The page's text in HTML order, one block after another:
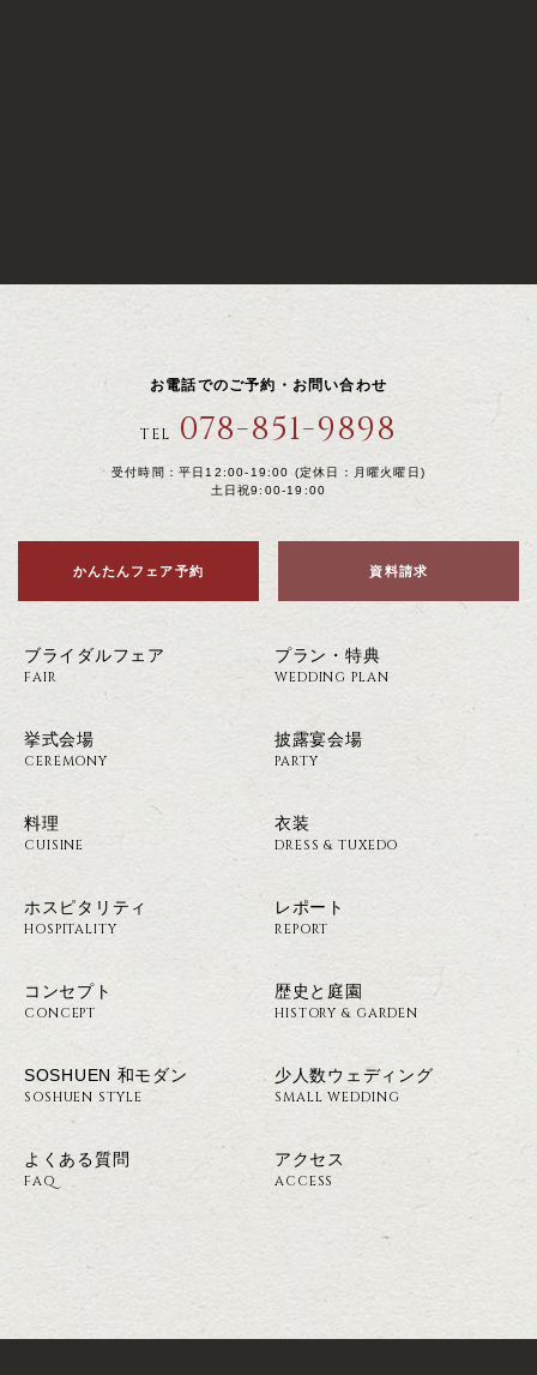
お電話でのご予約・お問い合わせ
TEL 078-851-9898
受付時間：平日12:00-19:00 (定休日：月曜火曜日)
土日祝9:00-19:00
かんたんフェア予約 資料請求
ブライダルフェア
FAIR
プラン・特典
WEDDING PLAN
挙式会場
CEREMONY
披露宴会場
PARTY
料理
CUISINE
衣装
DRESS & TUXEDO
ホスピタリティ
HOSPITALITY
レポート
REPORT
コンセプト
CONCEPT
歴史と庭園
HISTORY & GARDEN
SOSHUEN 和モダン
SOSHUEN STYLE
少人数ウェディング
SMALL WEDDING
よくある質問
FAQ
アクセス
ACCESS